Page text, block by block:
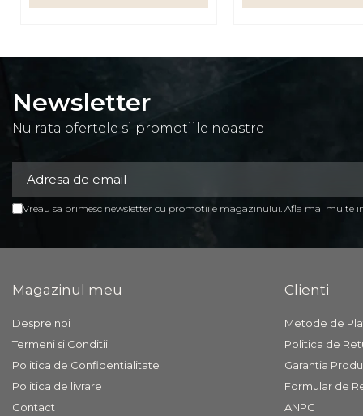
Scaune conferinta-vizitator
Seturi mobilier birou
Camera copiilor
Birouri camera copilului
Fotolii
Covoare
COVOARE CLASICE
COVOARE
Newsletter
Nu rata ofertele si promotiile noastre
Vreau sa primesc newsletter cu promotiile magazinului. Afla mai multe
Magazinul meu
Despre noi
Termeni si Conditii
Politica de Confidentialitate
Politica de livrare
Contact
Clienti
Metode de
Politica de
Garantia
Formular de
ANPC